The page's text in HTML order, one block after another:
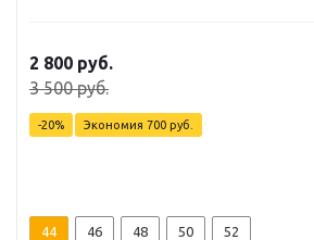
2 800 руб.
3 500 руб.
-20% Экономия 700 руб.
44 46 48 50 52